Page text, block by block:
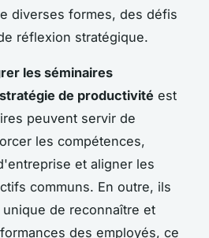
diverses formes, des défis
réflexion stratégique.
les séminaires
de productivité est
peuvent servir de
les compétences,
et aligner les
communs. En outre, ils
de reconnaître et
des employés, ce